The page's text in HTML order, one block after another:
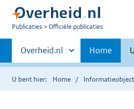
U
Publicaties Officiële publicaties
Primaire
navigatie
Andere
sites
binnen
Overheid.nl Home
U bent hier: Home